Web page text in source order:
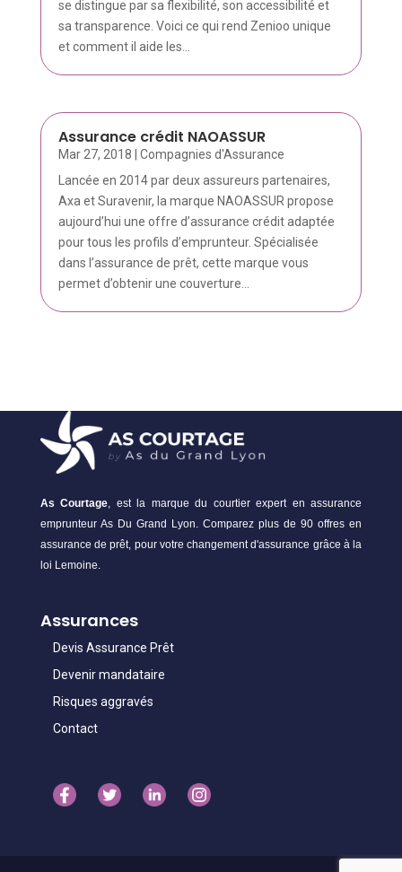
se distingue par sa flexibilité, son accessibilité et
sa transparence. Voici ce qui rend Zenioo unique
et comment il aide les...
Assurance crédit NAOASSUR
Mar 27, 2018
Compagnies d'Assurance
Lancée en 2014 par deux assureurs partenaires,
Axa et Suravenir, la marque NAOASSUR propose
aujourd’hui une offre d’assurance crédit adaptée
pour tous les profils d’emprunteur. Spécialisée
dans l’assurance de prêt, cette marque vous
permet d’obtenir une couverture...
As Courtage, est la marque du courtier expert en assurance
emprunteur As Du Grand Lyon. Comparez plus de 90 offres en
assurance de prêt, pour votre changement d'assurance grâce à la
loi Lemoine.
Assurances
Devis Assurance Prêt
Devenir mandataire
Risques aggravés
Contact